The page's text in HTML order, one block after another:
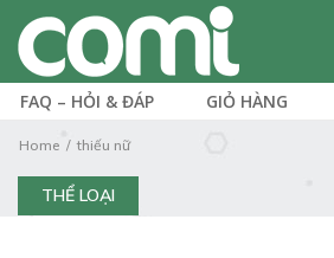
FAQ – HỎI & ĐÁP GIỎ HÀNG
Home thiếu nữ
THỂ LOẠI